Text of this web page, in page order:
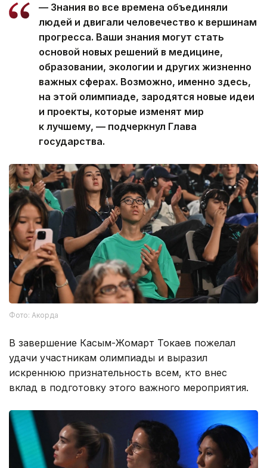
— Знания во все времена объединяли
людей и двигали человечество к вершинам
прогресса. Ваши знания могут стать
основой новых решений в медицине,
образовании, экологии и других жизненно
важных сферах. Возможно, именно здесь,
на этой олимпиаде, зародятся новые идеи
и проекты, которые изменят мир
к лучшему, — подчеркнул Глава
государства.
Фото: Акорда
В завершение Касым-Жомарт Токаев пожелал
удачи участникам олимпиады и выразил
искреннюю признательность всем, кто внес
вклад в подготовку этого важного мероприятия.